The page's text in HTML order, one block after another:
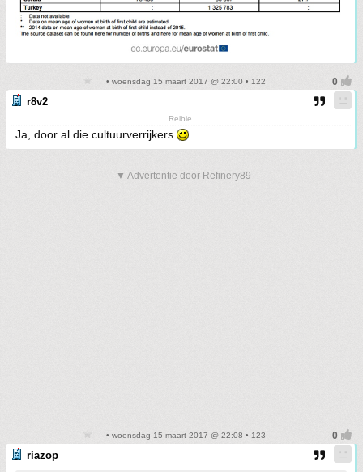
• woensdag 15 maart 2017 @ 22:00 • 122
r8v2
Relbie.
Ja, door al die cultuurverrijkers
▼ Advertentie door Refinery89
• woensdag 15 maart 2017 @ 22:08 • 123
riazop